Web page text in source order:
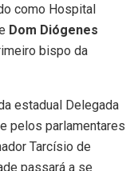
como Hospital
Dom Diógenes
bispo da
estadual Delegada
pelos parlamentares
Tarcísio de
passará a se